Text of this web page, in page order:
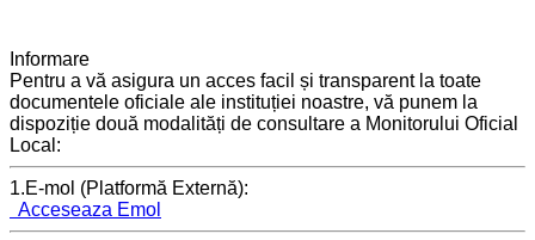
Informare
Pentru a vă asigura un acces facil și transparent la toate
documentele oficiale ale instituției noastre, vă punem la
dispoziție două modalități de consultare a Monitorului Oficial
Local:
1.E-mol (Platformă Externă):
Acceseaza Emol